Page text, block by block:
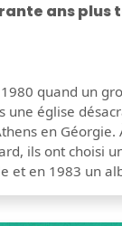
ans plus
quand un
une église
en Géorgie.
ils ont choisi
et en 1983 un